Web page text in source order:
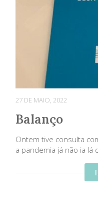
27 DE MAIO, 2022
Balanço
Ontem tive consulta
a pandemia já não ia lá